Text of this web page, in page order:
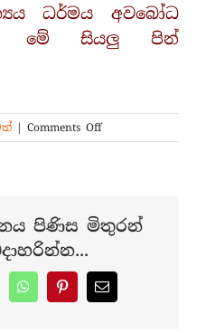
ධර්මය අවබෝධ
මේ සියලු පින්
| Comments Offon
පින්නවල
පැවති
ලේ
පින්කම
පිණිස මිතුරන්
WhatsAppPinterestEmail